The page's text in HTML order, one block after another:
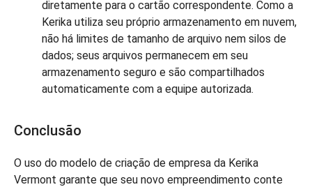
diretamente para o cartão correspondente. Como a
Kerika utiliza seu próprio armazenamento em nuvem,
não há limites de tamanho de arquivo nem silos de
dados; seus arquivos permanecem em seu
armazenamento seguro e são compartilhados
automaticamente com a equipe autorizada.
Conclusão
O uso do modelo de criação de empresa da Kerika
Vermont garante que seu novo empreendimento conte